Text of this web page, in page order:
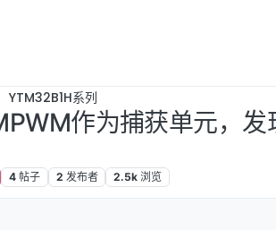
YTM32B1H系列
作为捕获单元，
4 帖子 2 发布者 2.5k 浏览